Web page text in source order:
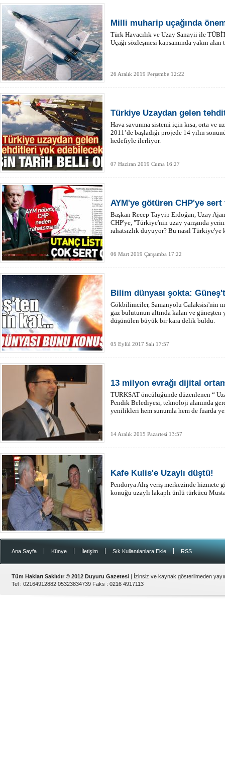
Milli muharip uçağında
Türk Havacılık ve Uzay Sanayii ile
Uçağı sözleşmesi kapsamında yakın
26 Aralık 2019 Perşembe 12:22
Türkiye Uzaydan gelen
Hava savunma sistemi için kısa, orta ve
2011’de başladığı projede 14 yılın
hedefiyle ilerliyor.
07 Haziran 2019 Cuma 16:27
AYM'ye götüren CHP'ye sert
Başkan Recep Tayyip Erdoğan, Uzay
CHP'ye, "Türkiye'nin uzay yarışında
rahatsızlık duyuyor? Bu nasıl Türkiye'ye
06 Mart 2019 Çarşamba 17:22
Bilim dünyası şokta:
Gökbilimciler, Samanyolu Galaksisi'nin
gaz bulutunun altında kalan ve
düşünülen büyük bir kara delik buldu.
05 Eylül 2017 Salı 17:57
13 milyon evrağı dijital
TURKSAT öncülüğünde düzenlenen “
Pendik Belediyesi, teknoloji alanında
yenilikleri hem sunumla hem de fuarda
14 Aralık 2015 Pazartesi 13:57
Kafe Kulis'e Uzaylı düştü!
Pendorya Alış veriş merkezinde hizmete
konuğu uzaylı lakaplı ünlü türkücü
Ana Sayfa Künye İletişim Sık Kullanılanlara Ekle | RSS
Tüm Hakları Saklıdır © 2012 Duyuru Gazetesi | İzinsiz ve kaynak gösterilmeden
Tel : 02164912882 05323834739 Faks : 0216 4917113